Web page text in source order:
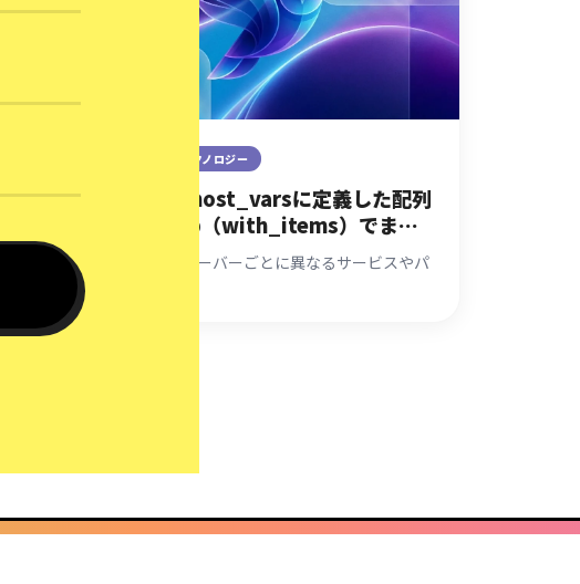
テクノロジー
Ansibleでhost_varsに定義した配列
変数をloop（with_items）でまわ
す方法【YAML記法も解説】
Ansibleで各サーバーごとに異なるサービスやパ